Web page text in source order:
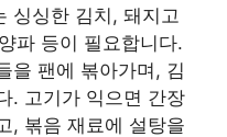
싱싱한 김치, 돼지고
파 등이 필요합니다.
을 팬에 볶아가며, 김
. 고기가 익으면 간장
, 볶음 재료에 설탕을